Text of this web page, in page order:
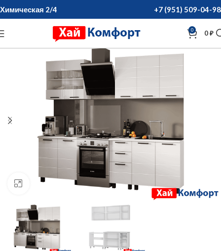
Химическая 2/4 +7 (951) 509-04-98
0 0₽
нажмите для увеличения